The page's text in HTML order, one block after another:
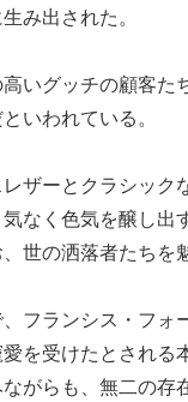
み出された。
いグッチの顧客
いわれている。
ザーとクラシック
なく色気を醸し
世の洒落者たちを
フランシス・フォ
を受けたとされる
がらも、無二の存